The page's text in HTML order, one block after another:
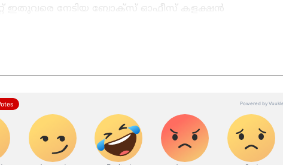
ഇതുവരെ നേടിയ ബോക്സ് ഓഫീസ് കളക്ഷൻ
അത് 61.25 കോടി
കണക്ക്.
പ്രമുഖ ട്രാക്കിം​ഗ് സൈറ്റായ സാക്നിൽക്ക് റിപ്പോർട്ട്
കോടിയും ഓവർസീസ്‍ കളക്ഷൻ 43.25 കോടിയുമാണ്. വരും
മറകടന്ന് പേട്രിയറ്റ് മുന്നോട്ട് പോകുമെന്നാണ്
വൈകാതെ പേട്രിയറ്റ് ഒടിടിയിൽ എത്തുമെന്ന